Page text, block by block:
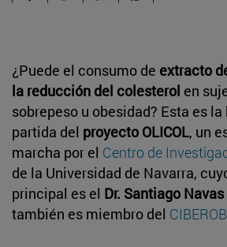
¿Puede el consumo de extracto
la reducción del colesterol en
sobrepeso u obesidad? Esta es
partida del proyecto OLICOL, un
marcha por el Centro de
de la Universidad de Navarra,
principal es el Dr. Santiago
también es miembro del